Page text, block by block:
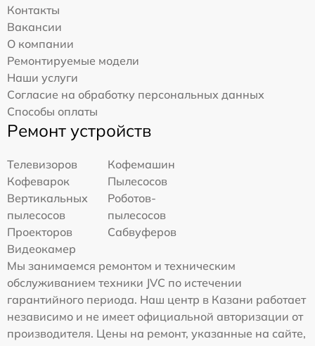
Контакты
Вакансии
О компании
Ремонтируемые модели
Наши услуги
Согласие на обработку персональных данных
Способы оплаты
Ремонт устройств
Телевизоров
Кофемашин
Кофеварок
Пылесосов
Вертикальных
пылесосов
Роботов-
пылесосов
Проекторов
Сабвуферов
Видеокамер
Мы занимаемся ремонтом и техническим
обслуживанием техники JVC по истечении
гарантийного периода. Наш центр в Казани работает
независимо и не имеет официальной авторизации от
производителя. Цены на ремонт, указанные на сайте,